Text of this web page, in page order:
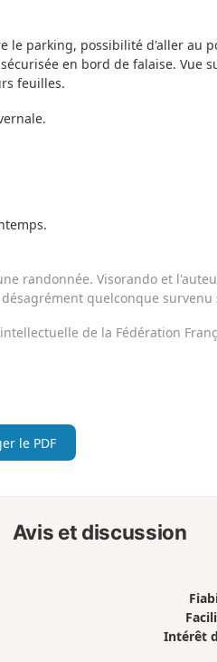
le parking, possibilité d'aller au
en bord de falaise. Vue
feuilles.
randonnée. Visorando et
quelconque
de la Fédération
le PDF
Avis et discussion
Intérêt